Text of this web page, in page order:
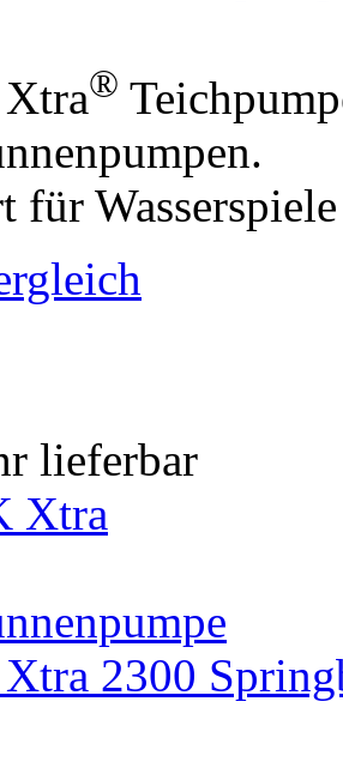
®
für
lieferbar
2300